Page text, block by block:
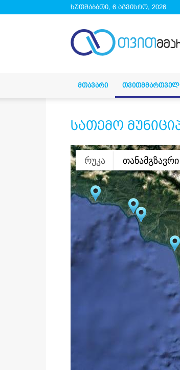
ხუთშაბათი, 6 აგვისტო, 2026
ᲛᲗᲐᲕᲐᲠᲘ
სათემო
რუკა თანამგზავრი